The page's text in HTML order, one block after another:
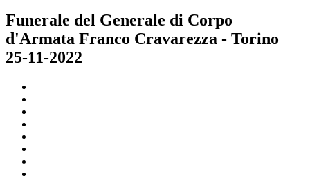
Funerale del Generale di Corpo
d'Armata Franco Cravarezza - Torino
25-11-2022